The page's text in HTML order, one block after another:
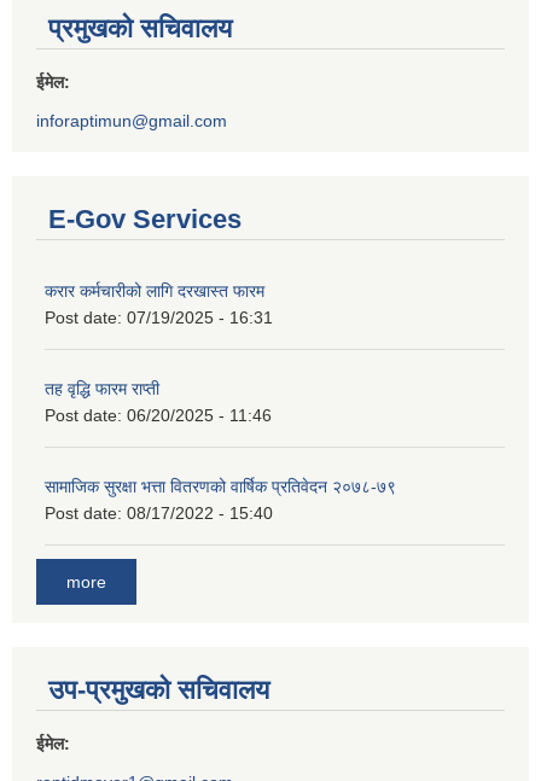
प्रमुखको सचिवालय
ईमेल:
inforaptimun@gmail.com
E-Gov Services
करार कर्मचारीको लागि दरखास्त फारम
Post date: 07/19/2025 - 16:31
तह वृद्धि फारम राप्ती
Post date: 06/20/2025 - 11:46
सामाजिक सुरक्षा भत्ता वितरणको वार्षिक प्रतिवेदन २०७८-७९
Post date: 08/17/2022 - 15:40
more
उप-प्रमुखको सचिवालय
ईमेल: